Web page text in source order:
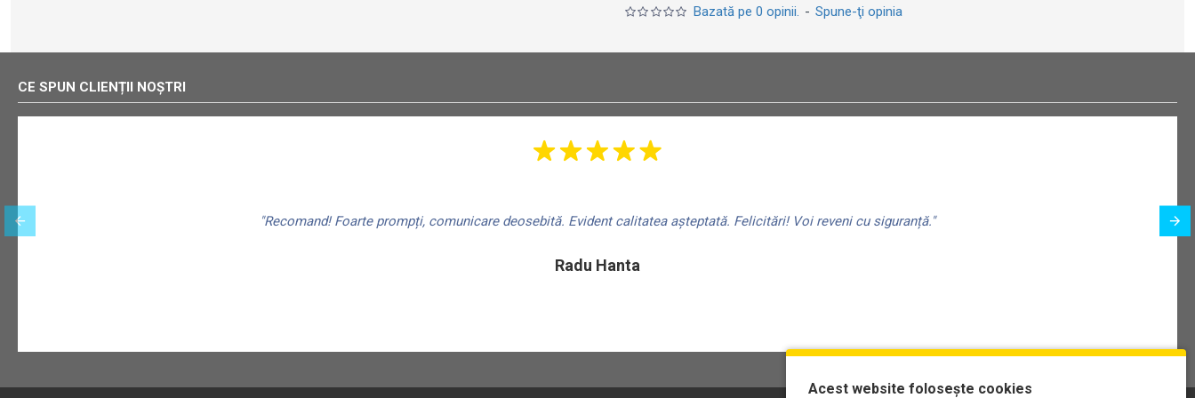
Bazată pe 0 opinii. - Spune-ţi opinia
CE SPUN CLIENȚII NOȘTRI
"Recomand! Foarte prompți, comunicare deosebită. Evident calitatea așteptată. Felicitări! Voi reveni cu siguranță."
Radu Hanta
Acest website folosește cookies